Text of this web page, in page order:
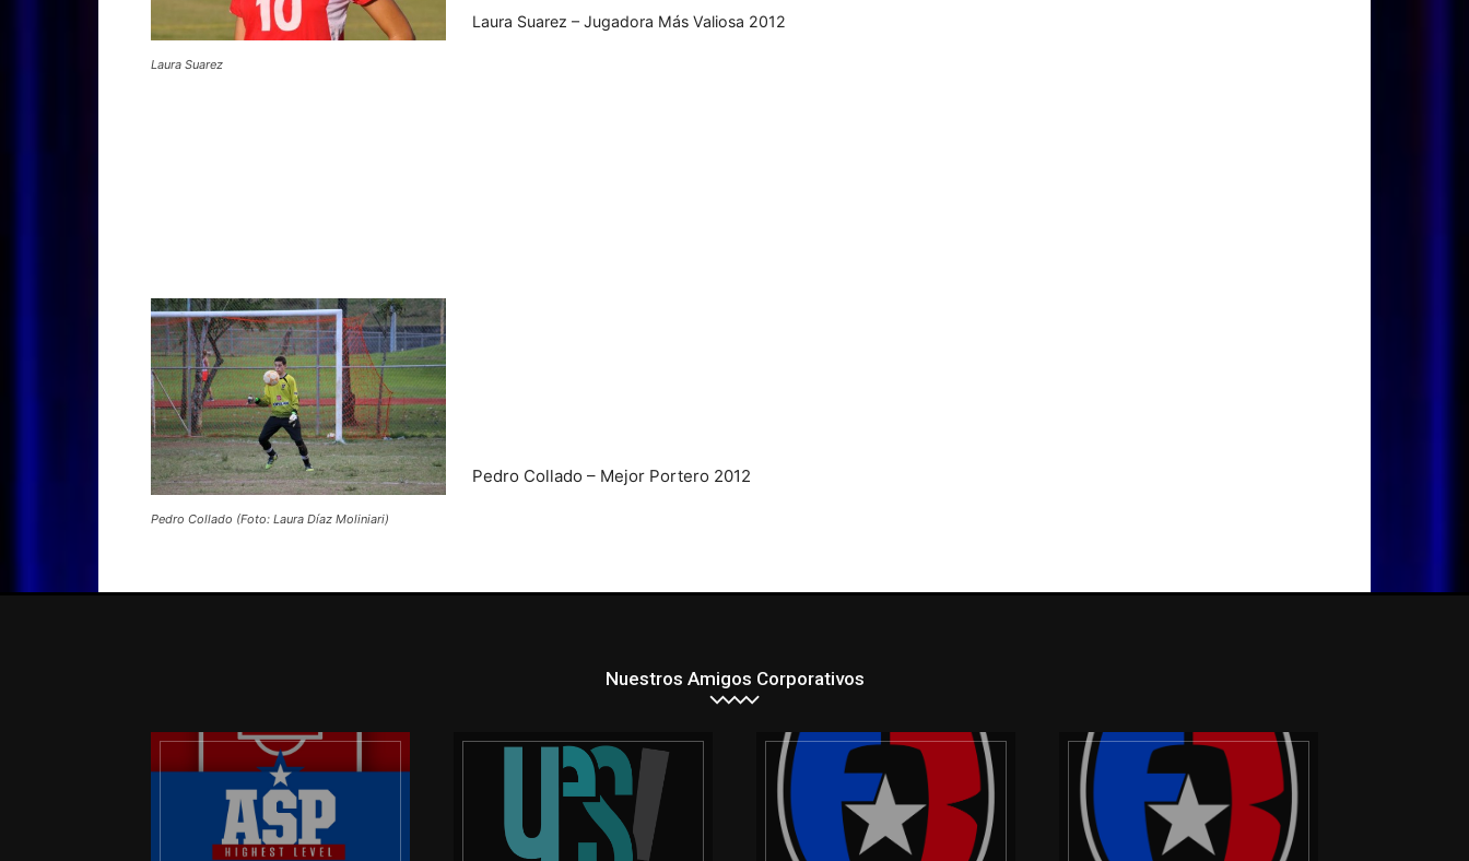
Laura Suarez
Laura Suarez – Jugadora Más Valiosa 2012
Pedro Collado (Foto: Laura Díaz Moliniari)
Pedro Collado – Mejor Portero 2012
Nuestros Amigos Corporativos